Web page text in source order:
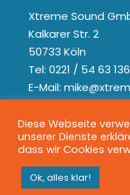
Xtreme Sound
Kalkarer Str. 2
50733 Köln
Tel: 0221 / 54 63 136
E-Mail:
Diese Webseite
unserer Dienste
dass wir Cookies
Ok, alles klar!